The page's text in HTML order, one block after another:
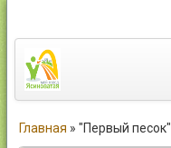
Главная » "Первый песок"